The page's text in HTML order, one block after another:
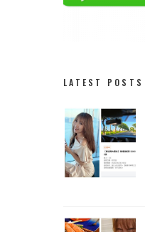
LATEST POSTS